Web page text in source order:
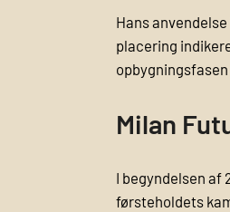
Hans
placering
Milan
I begyndelsen
førsteholdets